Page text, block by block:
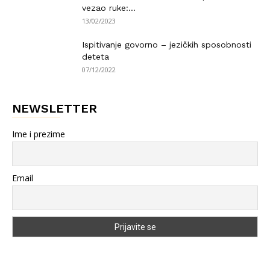
vezao ruke:...
13/02/2023
Ispitivanje govorno – jezičkih sposobnosti
deteta
07/12/2022
NEWSLETTER
Ime i prezime
Email